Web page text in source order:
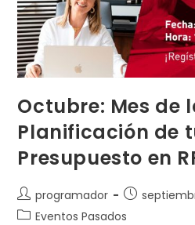
Octubre: Mes de
Planificación de
Presupuesto en
programador
Eventos Pasados